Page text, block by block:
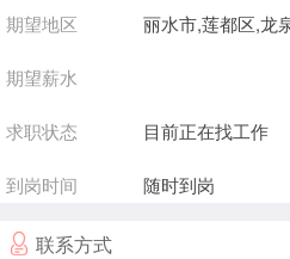
期望地区 丽水市,莲都区,龙
期望薪水
求职状态 目前正在找工作
到岗时间 随时到岗
联系方式